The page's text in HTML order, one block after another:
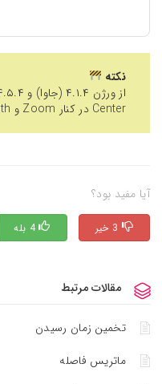
نکته
Center در کنار Zoom و Width و Height ضروری است.
آیا مفید بود؟
4 بله 3 خیر
مقالات مرتبط
تخمین زمان رسیدن
ماتریس فاصله